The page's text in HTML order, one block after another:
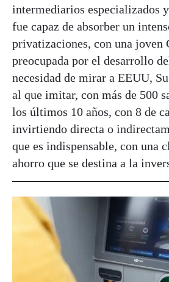
intermediarios especializados
fue capaz de absorber un
privatizaciones, con una joven
preocupada por el desarrollo
necesidad de mirar a EEUU,
al que imitar, con más de 500
los últimos 10 años, con 8 de
invirtiendo directa o
que es indispensable, con una
ahorro que se destina a la